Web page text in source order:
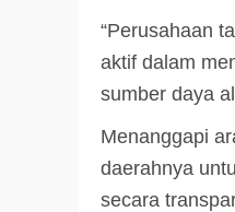
“Perusahaan
aktif dalam
sumber daya
Menanggapi
daerahnya
secara